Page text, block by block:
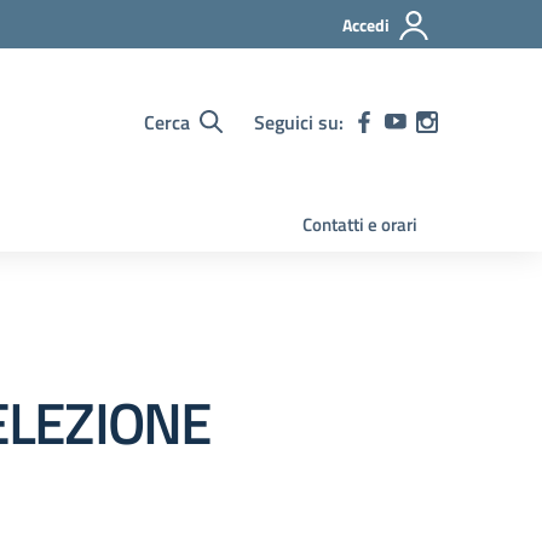
Accedi
Cerca Seguici su:
Contatti e orari